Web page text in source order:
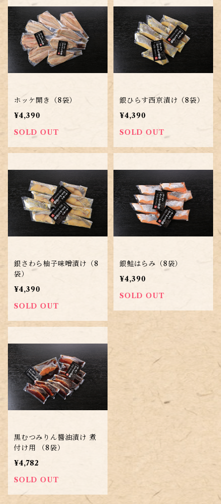
ホッケ開き（8袋）
¥4,390
SOLD OUT
銀ひらす西京漬け（8袋）
¥4,390
SOLD OUT
銀さわら柚子味噌漬け（8
袋）
¥4,390
SOLD OUT
銀鮭はらみ（8袋）
¥4,390
SOLD OUT
黒むつみりん醬油漬け 煮
付け用 （8袋）
¥4,782
SOLD OUT